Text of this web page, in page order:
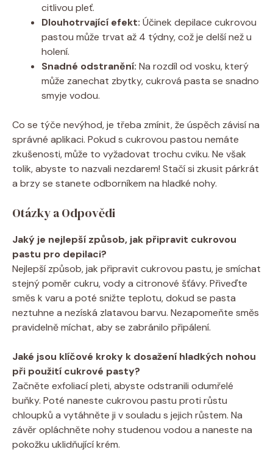
citlivou pleť.
Dlouhotrvající efekt: Účinek depilace cukrovou
pastou může trvat až 4 týdny, což je delší než u
holení.
Snadné odstranění: Na rozdíl od vosku, který
může zanechat zbytky, cukrová pasta se snadno
smyje vodou.
Co se týče nevýhod, je třeba zmínit, že úspěch závisí na
správné aplikaci. Pokud s cukrovou pastou nemáte
zkušenosti, může to vyžadovat trochu cviku. Ne však
tolik, abyste to nazvali nezdarem! Stačí si zkusit párkrát
a brzy se stanete odborníkem na hladké nohy.
Otázky a Odpovědi
Jaký je nejlepší způsob, jak připravit cukrovou
pastu pro depilaci?
Nejlepší způsob, jak připravit cukrovou pastu, je smíchat
stejný poměr cukru, vody a citronové šťávy. Přiveďte
směs k varu a poté snižte teplotu, dokud se pasta
neztuhne a nezíská zlatavou barvu. Nezapomeňte směs
pravidelně míchat, aby se zabránilo připálení.
Jaké jsou klíčové kroky k dosažení hladkých nohou
při použití cukrové pasty?
Začněte exfoliací pleti, abyste odstranili odumřelé
buňky. Poté naneste cukrovou pastu proti růstu
chloupků a vytáhněte ji v souladu s jejich růstem. Na
závěr opláchněte nohy studenou vodou a naneste na
pokožku uklidňující krém.